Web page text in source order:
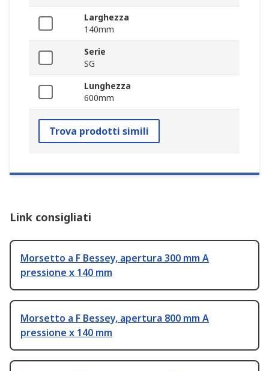
Larghezza
140mm
Serie
SG
Lunghezza
600mm
Trova prodotti simili
Link consigliati
Morsetto a F Bessey, apertura 300 mm A
pressione x 140 mm
Morsetto a F Bessey, apertura 800 mm A
pressione x 140 mm